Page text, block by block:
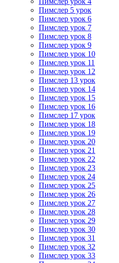
Пимслер 5 урок
Пимслер урок 6
Пимслер урок 7
Пимслер урок 8
Пимслер урок 9
Пимслер урок 10
Пимслер урок 11
Пимслер урок 12
Пимслер 13 урок
Пимслер урок 14
Пимслер урок 15
Пимслер урок 16
Пимслер 17 урок
Пимслер урок 18
Пимслер урок 19
Пимслер урок 20
Пимслер урок 21
Пимслер урок 22
Пимслер урок 23
Пимслер урок 24
Пимслер урок 25
Пимслер урок 26
Пимслер урок 27
Пимслер урок 28
Пимслер урок 29
Пимслер урок 30
Пимслер урок 31
Пимслер урок 32
Пимслер урок 33